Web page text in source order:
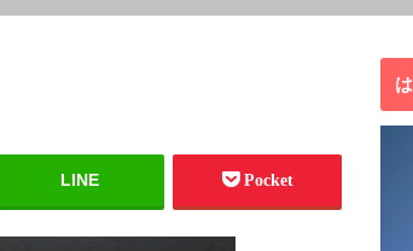
LINE Pocket